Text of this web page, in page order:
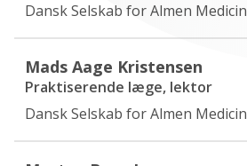
Dansk Selskab for Almen Medicin
Mads Aage Kristensen
Praktiserende læge, lektor
Dansk Selskab for Almen Medicin